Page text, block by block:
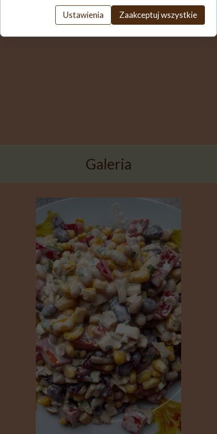
Galeria
Ustawienia Zaakceptuj wszystkie